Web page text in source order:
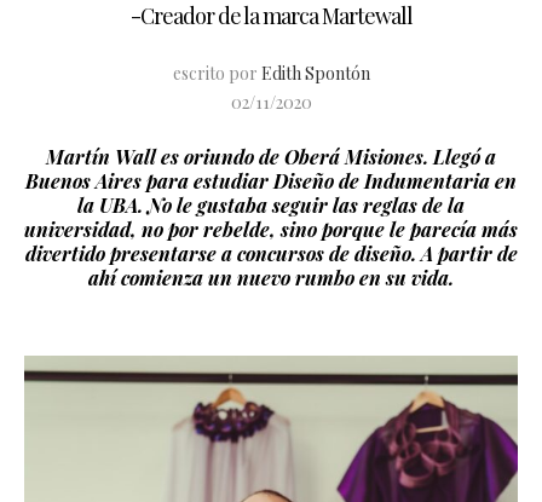
-Creador de la marca Martewall
escrito por Edith Spontón
02/11/2020
Martín Wall es oriundo de Oberá Misiones. Llegó a
Buenos Aires para estudiar Diseño de Indumentaria en
la UBA. No le gustaba seguir las reglas de la
universidad, no por rebelde, sino porque le parecía más
divertido presentarse a concursos de diseño. A partir de
ahí comienza un nuevo rumbo en su vida.